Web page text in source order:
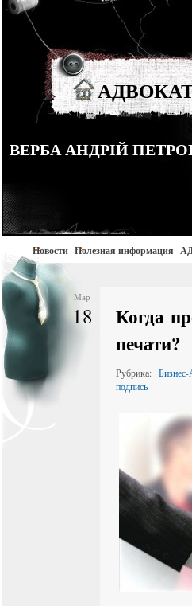
ВЕРБА АНДРІЙ
Новости Полезная информация
Мар
18
Когда
печати?
Рубрика:
подпись